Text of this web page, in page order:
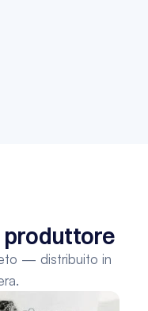
produttore
— distribuito in